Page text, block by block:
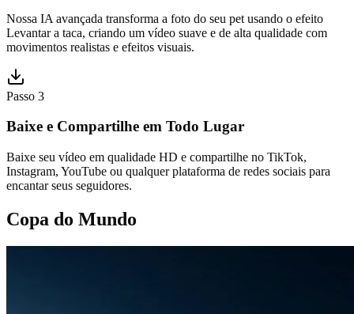
Nossa IA avançada transforma a foto do seu pet usando o efeito
Levantar a taca, criando um vídeo suave e de alta qualidade com
movimentos realistas e efeitos visuais.
Passo 3
Baixe e Compartilhe em Todo Lugar
Baixe seu vídeo em qualidade HD e compartilhe no TikTok,
Instagram, YouTube ou qualquer plataforma de redes sociais para
encantar seus seguidores.
Copa do Mundo